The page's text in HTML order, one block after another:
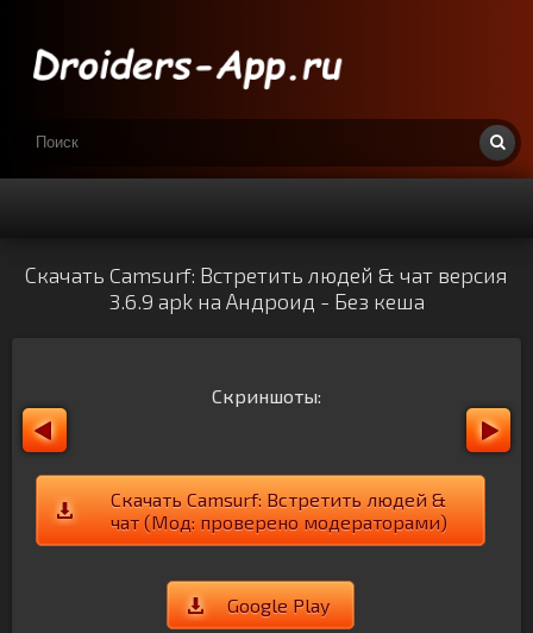
Скачать Camsurf: Встретить людей & чат версия
3.6.9 apk на Андроид - Без кеша
Скриншоты:
Скачать Camsurf: Встретить людей &
чат (Мод: проверено модераторами)
Google Play